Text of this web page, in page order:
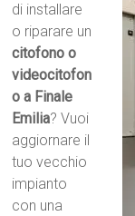
di installare
o riparare un
citofono o
videocitofon
o a Finale
Emilia? Vuoi
aggiornare il
tuo vecchio
impianto
con una